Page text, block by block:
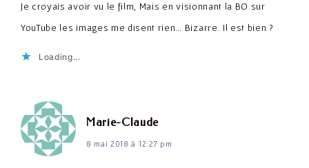
Je croyais avoir vu le film, Mais en visionnant la BO sur
YouTube les images me disent rien… Bizarre. Il est bien ?
Loading...
Marie-Claudedit :
8 mai 2018 à 12:27 pm